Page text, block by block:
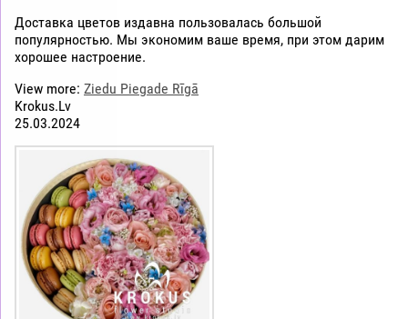
Доставка цветов издавна пользовалась большой
популярностью. Мы экономим ваше время, при этом дарим
хорошее настроение.
View more: Ziedu Piegade Rīgā
Krokus.Lv
25.03.2024